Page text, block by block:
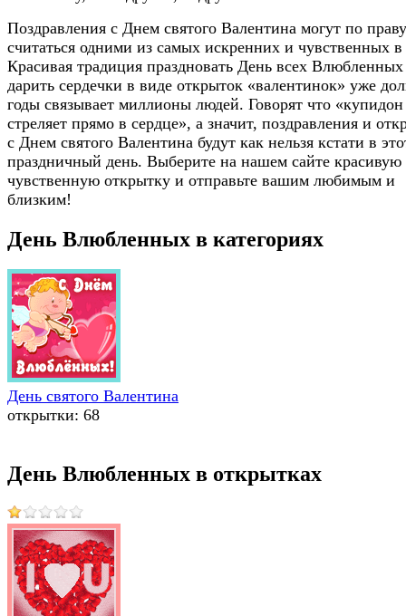
Поздравления с Днем святого Валентина могут по праву
считаться одними из самых искренних и чувственных в
Красивая традиция праздновать День всех
дарить сердечки в виде открыток «валентинок» уже
годы связывает миллионы людей. Говорят что «купидон
стреляет прямо в сердце», а значит, поздравления и
с Днем святого Валентина будут как нельзя кстати в
праздничный день. Выберите на нашем сайте красивую
чувственную открытку и отправьте вашим любимым и
близким!
День Влюбленных в категориях
День святого Валентина
открытки: 68
День Влюбленных в открытках